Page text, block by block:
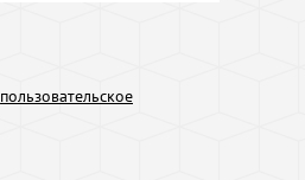
пользовательское